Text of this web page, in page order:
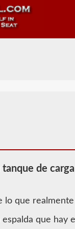
de
lo que
que hay